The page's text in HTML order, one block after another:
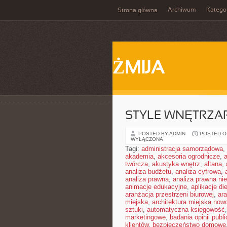
Strona główna Archiwum
ŻMIJA
STYLE
POSTED BY ADMIN POSTED
WYŁĄCZONA
Tagi: administracja samorządowa,
akademia, akcesoria ogrodnicze,
twórcza, akustyka wnętrz, altana,
analiza budżetu, analiza cyfrowa,
analiza prawna, analiza prawna
animacje edukacyjne, aplikacje
aranżacja przestrzeni biurowej,
miejska, architektura miejska
sztuki, automatyczna księgowość,
marketingowe, badania opinii
klientów, bezpieczeństwo domowe,